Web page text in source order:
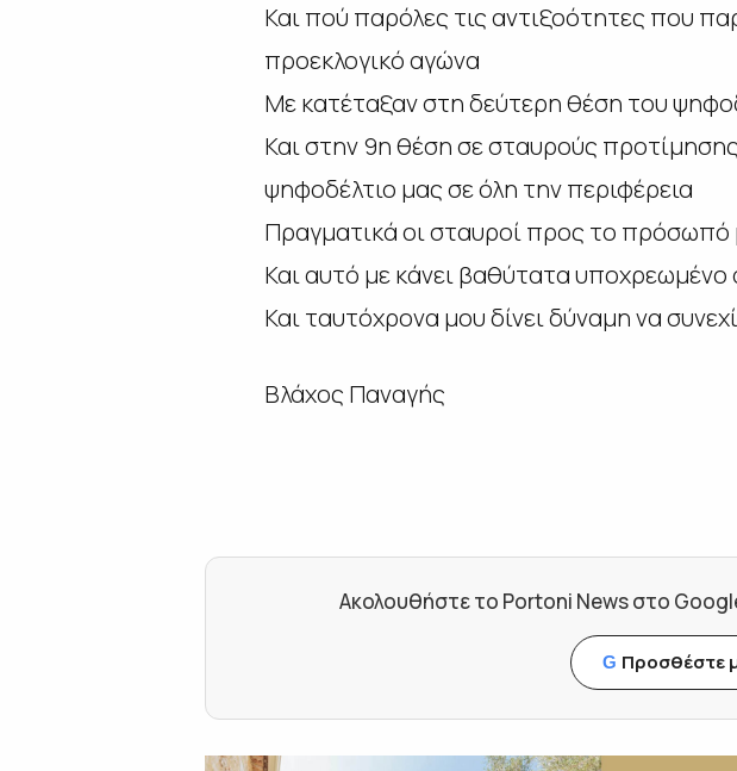
Και πού παρόλες τις αντιξοότητες που
προεκλογικό αγώνα
Με κατέταξαν στη δεύτερη θέση του
Και στην 9η θέση σε σταυρούς
ψηφοδέλτιο μας σε όλη την περιφέρεια
Πραγματικά οι σταυροί προς το
Και αυτό με κάνει βαθύτατα υποχρεωμένο
Και ταυτόχρονα μου δίνει δύναμη να
Βλάχος Παναγής
Ακολουθήστε το Portoni News στο
G Προσθέστε